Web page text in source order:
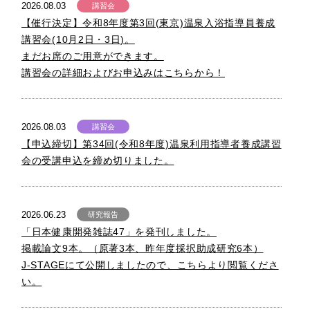
2026.08.03 講習会
【催行決定】令和8年度第3回(東京)温泉入浴指導員養成
講習会(10月2日・3日)。
まだお席のご用意ができます。
講習会の詳細およびお申込みはこちらから！
2026.08.03 講習会
【申込締切】第34回(令和8年度)温泉利用指導者養成講習
会の受講申込を締め切りました。
2026.06.23 研究報告
「日本健康開発雑誌47」を発刊しました。
掲載論文9本。（原著3本、昨年度採択助成研究6本）
J-STAGEにて公開しましたので、こちらより閲覧くださ
い。